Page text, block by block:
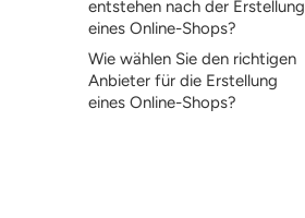
entstehen nach der Erstellung
eines Online-Shops?
Wie wählen Sie den richtigen
Anbieter für die Erstellung
eines Online-Shops?